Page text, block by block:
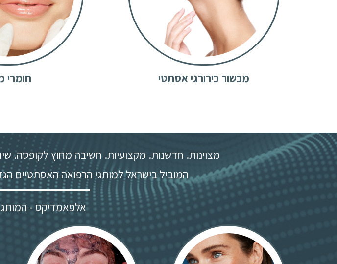
מכשור כירורגי אסתטי חומרי
מצוינות. חדשנות. מקצועיות. חשיבה מחוץ לקופסה.
המוביל בישראל למותגי הרפואה האסתטיים
אלפאמדיקס -